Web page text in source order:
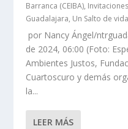
Barranca (CEIBA), Invitaciones
Guadalajara, Un Salto de vida
por Nancy Ángel/
de 2024, 06:00 (Foto:
Ambientes Justos,
Cuartoscuro y demás
la...
LEER MÁS